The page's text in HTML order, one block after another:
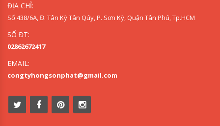
ĐỊA CHỈ:
Số 438/6A, Đ. Tân Kỳ Tân Qúy, P. Sơn Kỳ, Quận Tân Phú, Tp.HCM
SỐ ĐT:
02862672417
EMAIL:
congtyhongsonphat@gmail.com